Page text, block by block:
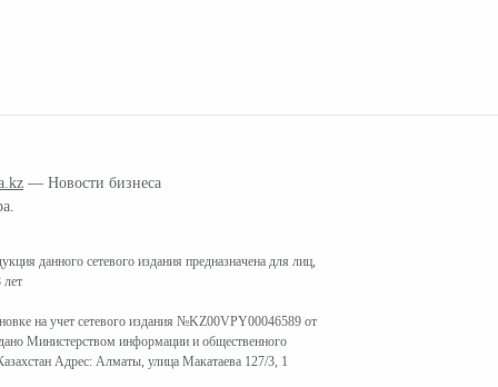
— Новости бизнеса
данного сетевого издания предназначена для лиц,
лет
на учет сетевого издания №KZ00VPY00046589 от
Министерством информации и общественного
Адрес: Алматы, улица Макатаева 127/3, 1